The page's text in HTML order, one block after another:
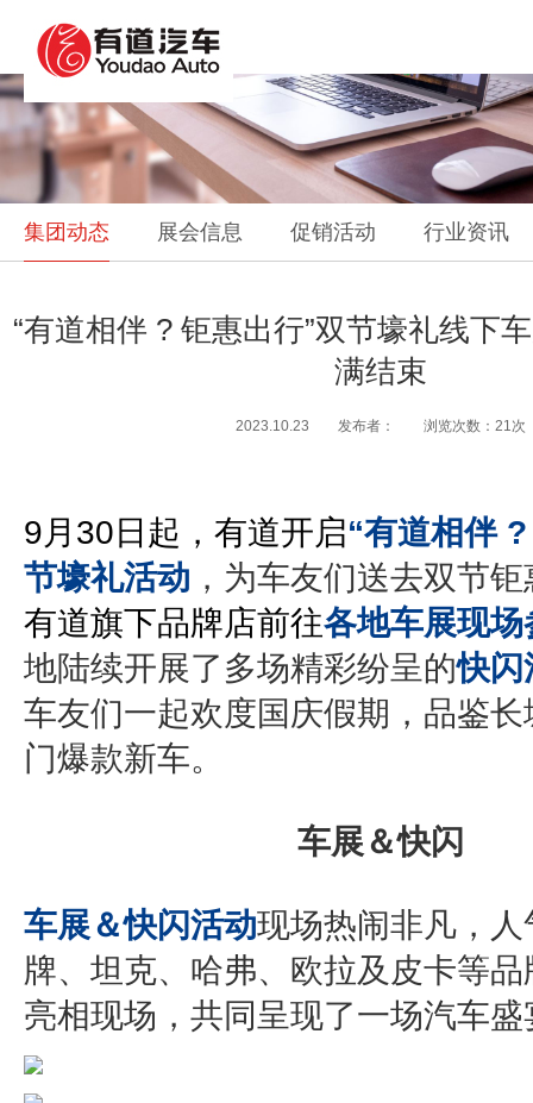
集团动态 展会信息 促销活动 行业资讯
“有道相伴 ? 钜惠出行”双节壕礼线下
满结束
2023.10.23 发布者： 浏览次数：21次
9月30日起，有道开启“有道相伴
节壕礼活动 ，为车友们送去双节
有道旗下品牌店前往各地车展现场
地陆续开展了多场精彩纷呈的快闪
车友们一起欢度国庆假期，品鉴
门爆款新车。
车展＆快闪
车展＆快闪活动现场热闹非凡，
牌、坦克、哈弗、欧拉及皮卡等
亮相现场，共同呈现了一场汽车盛